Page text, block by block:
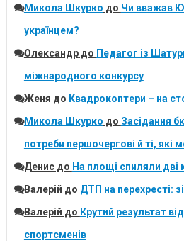
Микола Шкурко до Чи вважав
українцем?
Олександрдо Педагог із
міжнародного конкурсу
Женя до Квадрокоптери – на
Микола Шкурко до Засідання
потреби першочергові й ті, які
Денисдо На площі спиляли дві
Валерій до ДТП на перехресті:
Валерій до Крутий результат
спортсменів